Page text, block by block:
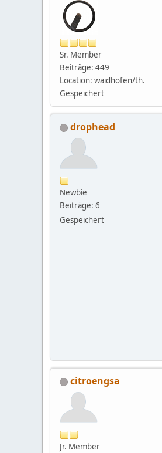
Sr. Member
Beiträge: 449
Location: waidhofen/th.
Gespeichert
drophead
Newbie
Beiträge: 6
Gespeichert
citroengsa
Jr. Member